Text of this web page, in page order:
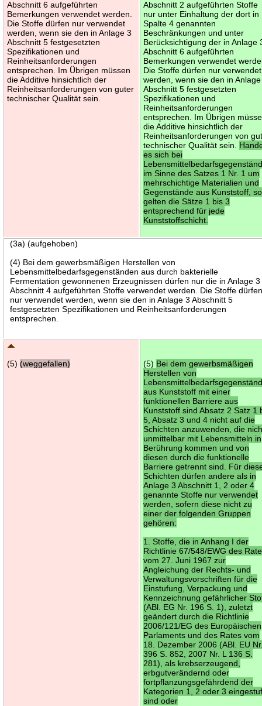
Abschnitt 6 aufgeführten
Bemerkungen verwendet werden.
Die Stoffe dürfen nur verwendet
werden, wenn sie den in Anlage 3
Abschnitt 5 festgesetzten
Spezifikationen und
Reinheitsanforderungen
entsprechen. Im Übrigen müssen
die Additive hinsichtlich der
Reinheitsanforderungen von guter
technischer Qualität sein.
Abschnitt 2 aufgeführten Stoffe
nur unter Einhaltung der dort in
Spalte 4 genannten
Beschränkungen und unter
Berücksichtigung der in Anlage
Abschnitt 6 aufgeführten
Bemerkungen verwendet
Die Stoffe dürfen nur verwendet
werden, wenn sie den in
Abschnitt 5 festgesetzten
Spezifikationen und
Reinheitsanforderungen
entsprechen. Im Übrigen
die Additive hinsichtlich der
Reinheitsanforderungen von
technischer Qualität sein.
es sich bei
im Sinne des Satzes 1 Nr. 1 um
mehrschichtige Materialien und
Gegenstände aus Kunststoff, so
gelten die Sätze 1 bis 3
entsprechend für jede
Kunststoffschicht.
(3a) (aufgehoben)
(4) Bei dem gewerbsmäßigen Herstellen von
Lebensmittelbedarfsgegenständen aus durch bakterielle
Fermentation gewonnenen Erzeugnissen dürfen nur die in Anlage 3
Abschnitt 4 aufgeführten Stoffe verwendet werden. Die Stoffe
nur verwendet werden, wenn sie den in Anlage 3 Abschnitt 5
festgesetzten Spezifikationen und Reinheitsanforderungen
entsprechen.
(5) (weggefallen) (5) Bei dem gewerbsmäßigen
Herstellen von
aus Kunststoff mit einer
funktionellen Barriere aus
Kunststoff sind Absatz 2 Satz 1
5, Absatz 3 und 4 nicht auf die
Schichten anzuwenden, die
unmittelbar mit Lebensmitteln in
Berührung kommen und von
diesen durch die funktionelle
Barriere getrennt sind. Für
Schichten dürfen andere als in
Anlage 3 Abschnitt 1, 2 oder 4
genannte Stoffe nur verwendet
werden, sofern diese nicht zu
einer der folgenden Gruppen
gehören:
1. Stoffe, die in Anhang I der
Richtlinie 67/548/EWG des
vom 27. Juni 1967 zur
Angleichung der Rechts- und
Verwaltungsvorschriften für die
Einstufung, Verpackung und
Kennzeichnung gefährlicher
(ABl. EG Nr. 196 S. 1), zuletzt
geändert durch die Richtlinie
2006/121/EG des Europäischen
Parlaments und des Rates vom
18. Dezember 2006 (ABl. EU
396 S. 852, 2007 Nr. L 136 S.
281), als krebserzeugend,
erbgutverändernd oder
fortpflanzungsgefährdend der
Kategorien 1, 2 oder 3
sind oder